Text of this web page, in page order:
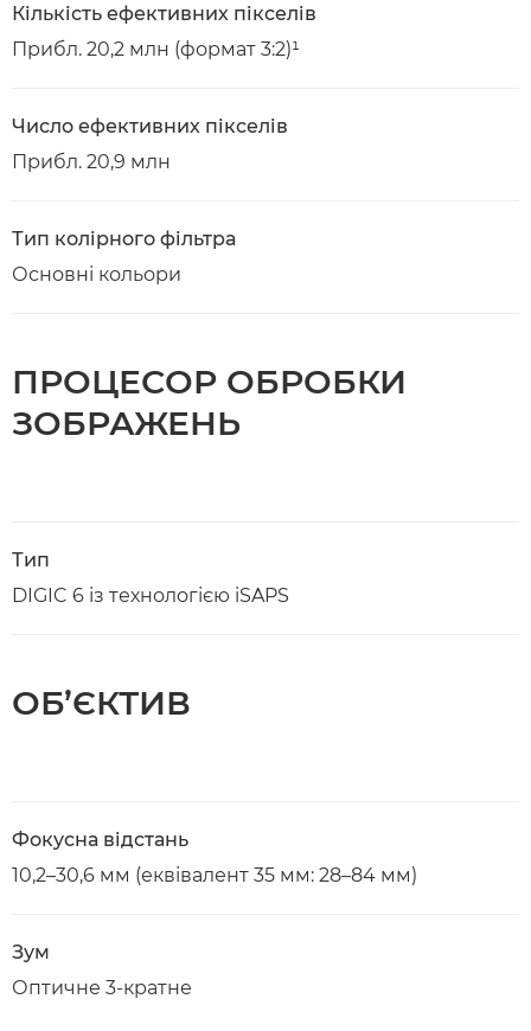
Кількість ефективних пікселів
Прибл. 20,2 млн (формат 3:2)¹
Число ефективних пікселів
Прибл. 20,9 млн
Тип колірного фільтра
Основні кольори
ПРОЦЕСОР ОБРОБКИ
ЗОБРАЖЕНЬ
Тип
DIGIC 6 із технологією iSAPS
ОБ’ЄКТИВ
Фокусна відстань
10,2–30,6 мм (еквівалент 35 мм: 28–84 мм)
Зум
Оптичне 3-кратне